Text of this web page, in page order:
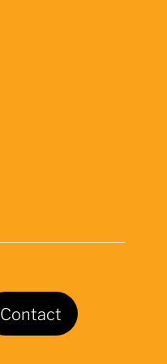
Contact